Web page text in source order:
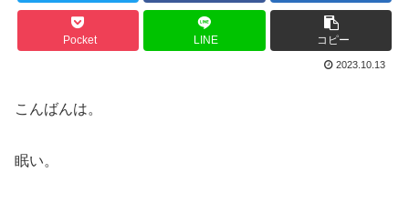
Pocket LINE コピー
2023.10.13
こんばんは。
眠い。